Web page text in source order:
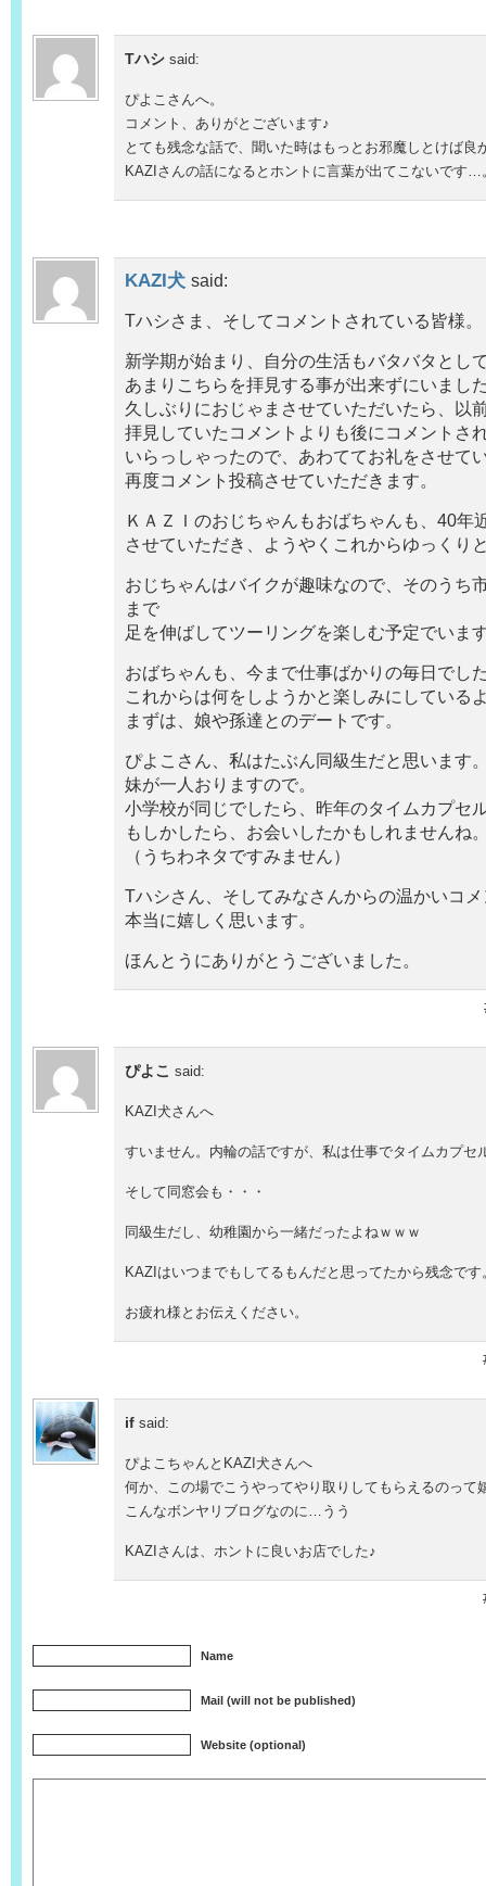
Tハシ said:
ぴよこさんへ。
コメント、ありがとございます♪
とても残念な話で、聞いた時はもっとお邪魔しとけば良
KAZIさんの話になるとホントに言葉が出てこないです…
KAZI犬 said:
Tハシさま、そしてコメントされている皆様。
新学期が始まり、自分の生活もバタバタとし
あまりこちらを拝見する事が出来ずにいまし
久しぶりにおじゃまさせていただいたら、以
拝見していたコメントよりも後にコメントさ
いらっしゃったので、あわててお礼をさせて
再度コメント投稿させていただきます。
ＫＡＺＩのおじちゃんもおばちゃんも、40年
させていただき、ようやくこれからゆっくり
おじちゃんはバイクが趣味なので、そのうち
まで
足を伸ばしてツーリングを楽しむ予定でいま
おばちゃんも、今まで仕事ばかりの毎日でし
これからは何をしようかと楽しみにしている
まずは、娘や孫達とのデートです。
ぴよこさん、私はたぶん同級生だと思います
妹が一人おりますので。
小学校が同じでしたら、昨年のタイムカプセ
もしかしたら、お会いしたかもしれませんね
（うちわネタですみません）
Tハシさん、そしてみなさんからの温かいコ
本当に嬉しく思います。
ほんとうにありがとうございました。
ぴよこ said:
KAZI犬さんへ
すいません。内輪の話ですが、私は仕事でタイムカプセ
そして同窓会も・・・
同級生だし、幼稚園から一緒だったよねｗｗｗ
KAZIはいつまでもしてるもんだと思ってたから残念です
お疲れ様とお伝えください。
if said:
ぴよこちゃんとKAZI犬さんへ
何か、この場でこうやってやり取りしてもらえるのって
こんなボンヤリブログなのに…うう
KAZIさんは、ホントに良いお店でした♪
Name
Mail (will not be published)
Website (optional)